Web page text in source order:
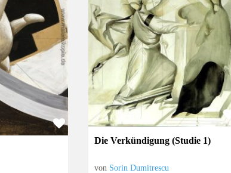
Die Verkündigung (Studie 1)
von Sorin Dumitrescu